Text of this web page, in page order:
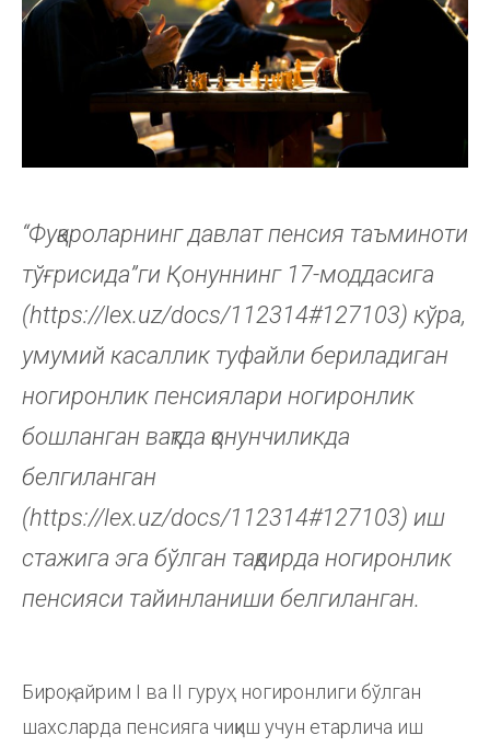
“Фуқароларнинг давлат пенсия таъминоти
тўғрисида”ги Қонуннинг 17-моддасига
(https://lex.uz/docs/112314#127103) кўра,
умумий касаллик туфайли бериладиган
ногиронлик пенсиялари ногиронлик
бошланган вақтда қонунчиликда
белгиланган
(https://lex.uz/docs/112314#127103) иш
стажига эга бўлган тақдирда ногиронлик
пенсияси тайинланиши белгиланган.
Бироқ, айрим I ва II гуруҳ ногиронлиги бўлган
шахсларда пенсияга чиқиш учун етарлича иш